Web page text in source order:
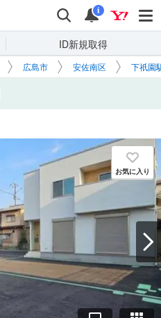
検索 通知
i
ID新規取得
広島市 安佐南区 下祇園
お気に入り